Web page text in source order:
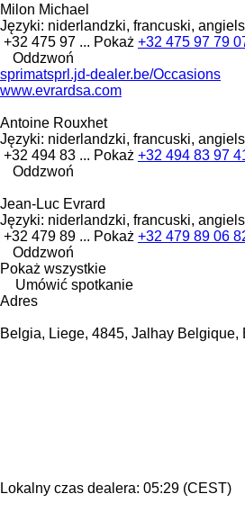
Milon Michael
Języki: niderlandzki, francuski,
+32 475 97 ... Pokaż +32 475 97 79
Oddzwoń
sprimatsprl.jd-dealer.be/Occasions
www.evrardsa.com
Antoine Rouxhet
Języki: niderlandzki, francuski,
+32 494 83 ... Pokaż +32 494 83 97
Oddzwoń
Jean-Luc Evrard
Języki: niderlandzki, francuski,
+32 479 89 ... Pokaż +32 479 89 06
Oddzwoń
Pokaż wszystkie
Umówić spotkanie
Adres
Belgia, Liege, 4845, Jalhay Belgique,
Lokalny czas dealera: 05:29 (CEST)